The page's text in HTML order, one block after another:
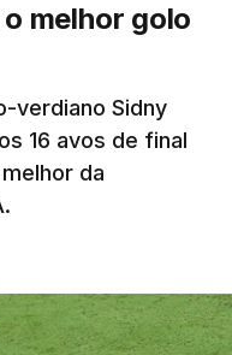
melhor golo
verdiano Sidny
16 avos de final
da